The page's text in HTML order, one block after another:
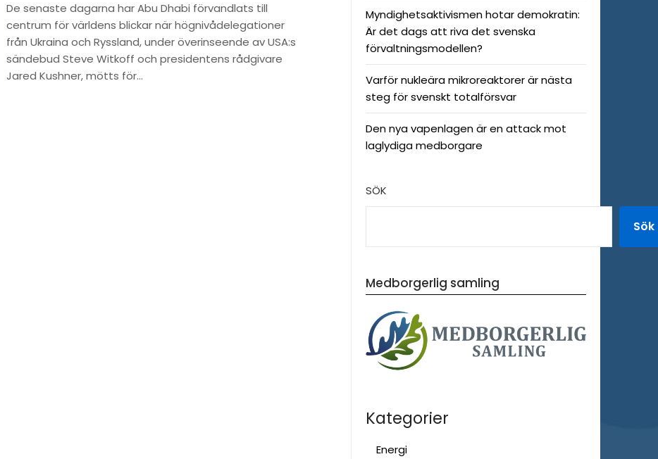
De senaste dagarna har Abu Dhabi förvandlats till
centrum för världens blickar när högnivådelegationer
från Ukraina och Ryssland, under överinseende av USA:s
sändebud Steve Witkoff och presidentens rådgivare
Jared Kushner, mötts för…
Myndighetsaktivismen hotar demokratin:
Är det dags att riva det svenska
förvaltningsmodellen?
Varför nukleära mikroreaktorer är nästa
steg för svenskt totalförsvar
Den nya vapenlagen är en attack mot
laglydiga medborgare
SÖK
Sök
Medborgerlig samling
Kategorier
Energi